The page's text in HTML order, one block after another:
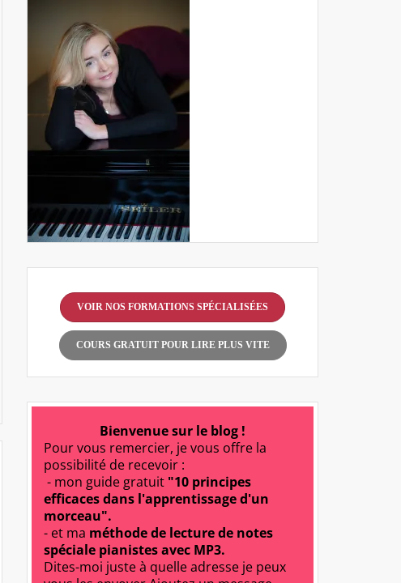
VOIR NOS FORMATIONS SPÉCIALISÉES
COURS GRATUIT POUR LIRE PLUS VITE